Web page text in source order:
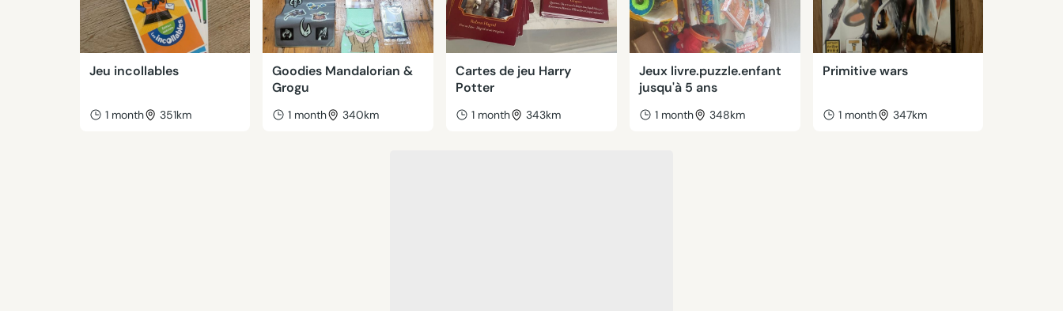
Jeu incollables
1 month 351km
Goodies Mandalorian &
Grogu
1 month 340km
Cartes de jeu Harry
Potter
1 month 343km
Jeux livre.puzzle.enfant
jusqu'à 5 ans
1 month 348km
Primitive wars
1 month 347km